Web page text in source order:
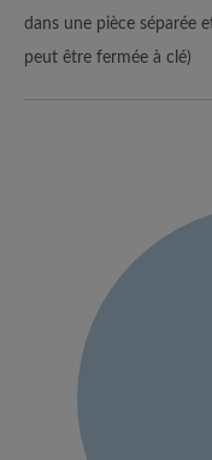
dans une pièce séparée
peut être fermée à clé)